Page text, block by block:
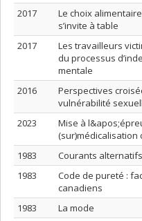
2017
Le choix
s’invite à table
2017
Les travailleurs
du processus
mentale
2016
Perspectives
vulnérabilité
2023
Mise à
(sur)médicalisation
1983
Courants alternatifs
1983
Code de pureté :
canadiens
1983
La mode